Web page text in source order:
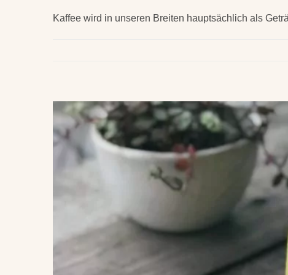
Kaffee wird in unseren Breiten hauptsächlich als